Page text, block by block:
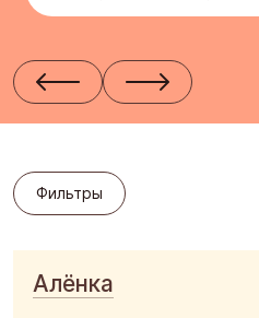
Кондитерский концерн
Тульская кондитерская
Кондитерская фабрика им. К.
Южуралкондитер
Сормовская кондитерская
Благовещенская
Фильтры
Прочее
Праздничное
Новогодние подарки
Скидки/акции
Здоровое питание
«Сделано в России»
Алёнка